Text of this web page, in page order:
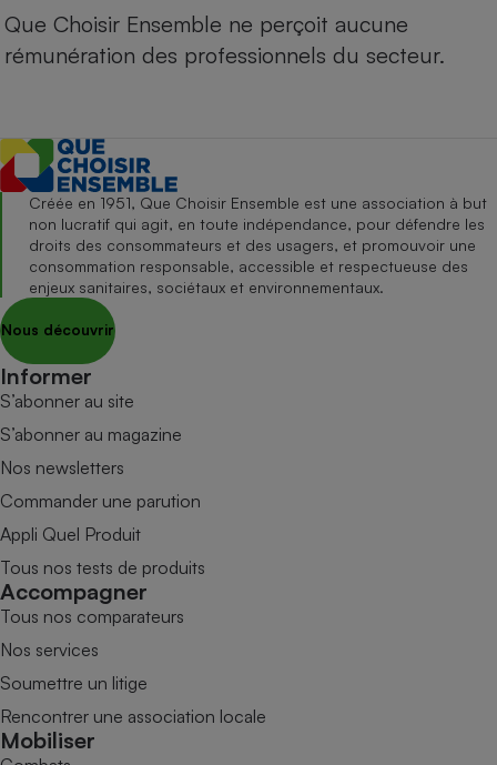
Que Choisir Ensemble ne perçoit aucune
rémunération des professionnels du secteur.
Créée en 1951, Que Choisir Ensemble est une association à but
non lucratif qui agit, en toute indépendance, pour défendre les
droits des consommateurs et des usagers, et promouvoir une
consommation responsable, accessible et respectueuse des
enjeux sanitaires, sociétaux et environnementaux.
Nous découvrir
Informer
S’abonner au site
S’abonner au magazine
Nos newsletters
Commander une parution
Appli Quel Produit
Tous nos tests de produits
Accompagner
Tous nos comparateurs
Nos services
Soumettre un litige
Rencontrer une association locale
Mobiliser